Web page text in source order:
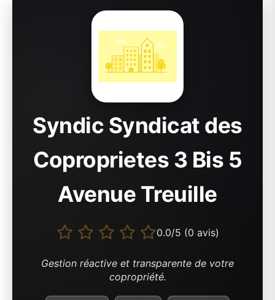
Syndic Syndicat des
Coproprietes 3 Bis 5
Avenue Treuille
0.0/5 (0 avis)
Gestion réactive et transparente de votre
copropriété.